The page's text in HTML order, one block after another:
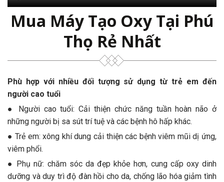
Mua Máy Tạo Oxy Tại Phú
Thọ Rẻ Nhất
Phù hợp với nhiều đối tượng sử dụng từ trẻ em đến
người cao tuổi
● Người cao tuổi: Cải thiện chức năng tuần hoàn não ở
những người bị sa sút trí tuệ và các bệnh hô hấp khác.
● Trẻ em: xông khí dung cải thiện các bệnh viêm mũi dị ứng,
viêm phổi.
● Phụ nữ: chăm sóc da đẹp khỏe hơn, cung cấp oxy dinh
dưỡng và duy trì độ đàn hồi cho da, chống lão hóa giảm tình